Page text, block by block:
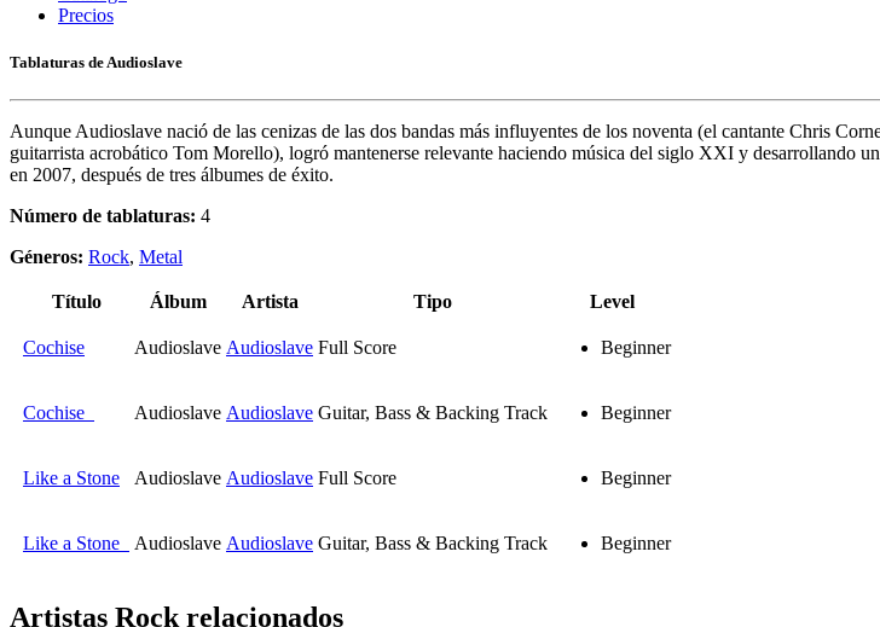
Precios
Tablaturas de Audioslave
Aunque Audioslave nació de las cenizas de las dos bandas más influyentes de los noventa (el cantante Chris
guitarrista acrobático Tom Morello), logró mantenerse relevante haciendo música del siglo XXI y desarrollando
en 2007, después de tres álbumes de éxito.
Número de tablaturas: 4
Géneros: Rock, Metal
Título Álbum Artista Tipo Level
Cochise Audioslave Audioslave Full Score Beginner
Cochise Audioslave Audioslave Guitar, Bass & Backing Track Beginner
Like a Stone Audioslave Audioslave Full Score Beginner
Like a Stone Audioslave Audioslave Guitar, Bass & Backing Track Beginner
Artistas Rockrelacionados